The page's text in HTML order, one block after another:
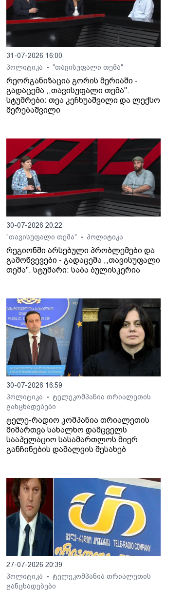
31-07-2026 16:00
პოლიტიკა
• "თავისუფალი თემა"
რეორგანიზაცია გორის მერიაში -
გადაცემა ,,თავისუფალი თემა".
სტუმრები: თეა კეჩხუაშვილი და ლექსო
მერებაშვილი
30-07-2026 20:22
"თავისუფალი თემა"
• პოლიტიკა
რეგიონში არსებული პრობლემები და
გამოწვევები - გადაცემა ,,თავისუფალი
თემა". სტუმარი: საბა ბულისკერია
30-07-2026 16:59
პოლიტიკა
•
ტელეკომპანია თრიალეთის
განცხადებები
ტელე-რადიო კომპანია თრიალეთის
მიმართვა სახალხო დამცველს
სააპელაციო სასამართლოს მიერ
განჩინების დამალვის შესახებ
27-07-2026 20:39
პოლიტიკა
•
ტელეკომპანია თრიალეთის
განცხადებები